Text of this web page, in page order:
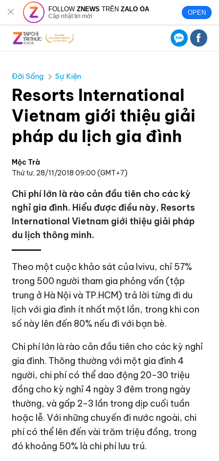
FOLLOWZNEWS TRÊNZALO OA
Cập nhật tin mới OPEN
Đời Sống Sự Kiện
Resorts International
Vietnam giới thiệu giải
pháp du lịch gia đình
Mộc Trà
Thứ tư, 28/11/2018 09:00 (GMT+7)
Chi phí lớn là rào cản đầu tiên cho các kỳ
nghỉ gia đình. Hiểu được điều này, Resorts
International Vietnam giới thiệu giải pháp
du lịch thông minh.
Theo một cuộc khảo sát của Ivivu, chỉ 57%
trong 500 người tham gia phỏng vấn (tập
trung ở Hà Nội và TP.HCM) trả lời từng đi du
lịch với gia đình ít nhất một lần, trong khi con
số này lên đến 80% nếu đi với bạn bè.
Chi phí lớn là rào cản đầu tiên cho các kỳ nghỉ
gia đình. Thông thường với một gia đình 4
người, chi phí có thể dao động 20-30 triệu
đồng cho kỳ nghỉ 4 ngày 3 đêm trong ngày
thường, và gấp 2-3 lần trong dịp cuối tuần
hoặc lễ. Với những chuyến đi nước ngoài, chi
phí có thể lên đến vài trăm triệu đồng, trong
đó khoảng 50% là chi phí lưu trú.